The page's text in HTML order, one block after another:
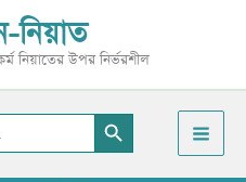
নিয়াতের উপর নির্ভরশীল
Search Button